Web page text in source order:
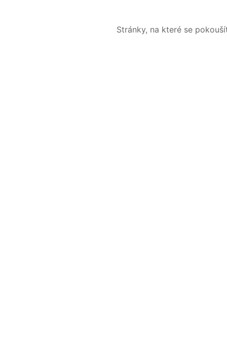
Stránky, na které se